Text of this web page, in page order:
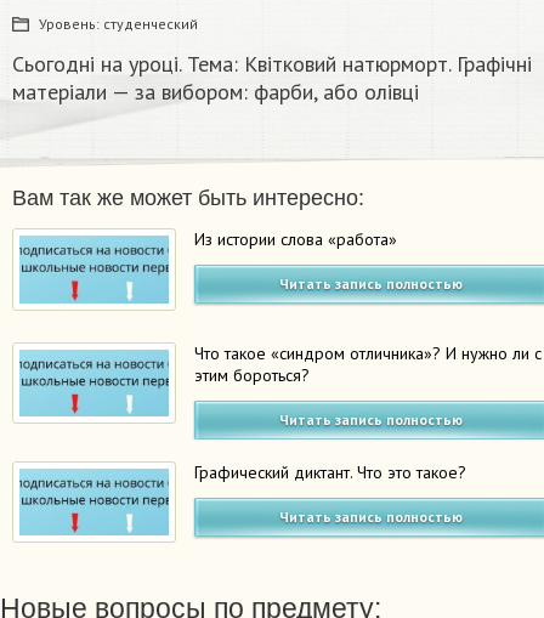
Уровень: студенческий
Сьогодні на уроці. Тема: Квітковий натюрморт. Графічні
матеріали — за вибором: фарби, або олівці​
Вам так же может быть интересно:
Из истории слова «работа»
Читать запись полностью
Что такое «синдром отличника»? И нужно ли с
этим бороться?
Читать запись полностью
Графический диктант. Что это такое?
Читать запись полностью
Новые вопросы по предмету: